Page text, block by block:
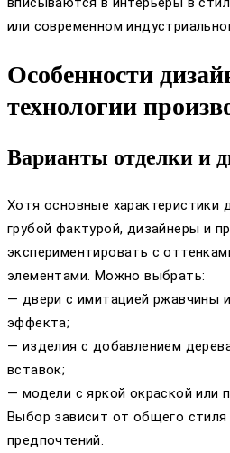
или современном
Особенности
технологии
Варианты отделки и
Хотя основные характеристики
грубой фактурой, дизайнеры и
экспериментировать с
элементами. Можно выбрать:
— двери с имитацией ржавчины
эффекта;
— изделия с добавлением
вставок;
— модели с яркой окраской или
Выбор зависит от общего
предпочтений.